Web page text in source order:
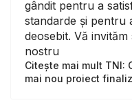
gândit pentru a
standarde și pentru
deosebit. Vă
nostru
Citește mai mult TNI:
mai nou proiect